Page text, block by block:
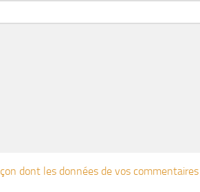
dont les données de vos